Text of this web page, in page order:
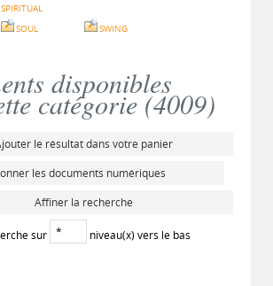
SPIRITUAL
SOUL SWING
disponibles
catégorie (4009)
le résultat dans votre panier
les documents numériques
Affiner la recherche
sur niveau(x) vers le bas